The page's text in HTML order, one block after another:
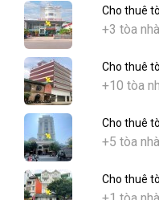
Cho thuê
+3 tòa nhà
Cho thuê
+10 tòa
Cho thuê
+5 tòa nhà
Cho thuê